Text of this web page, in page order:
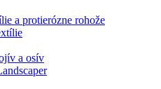
a protierózne rohože
a osív